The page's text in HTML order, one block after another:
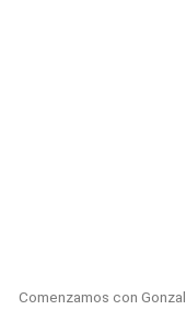
Comenzamos con